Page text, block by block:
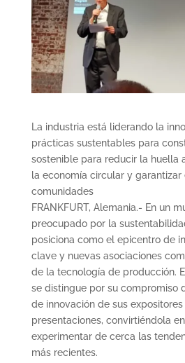
La industria está liderando la
prácticas sustentables para
sostenible para reducir la huella
la economía circular y
comunidades
FRANKFURT, Alemania.- En un
preocupado por la
posiciona como el epicentro de
clave y nuevas asociaciones
de la tecnología de producción.
se distingue por su compromiso
de innovación de sus expositores
presentaciones, convirtiéndola
experimentar de cerca las
más recientes.